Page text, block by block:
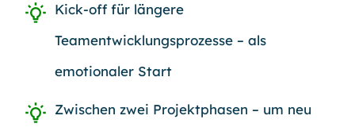
Kick-off für längere
Teamentwicklungsprozesse – als
emotionaler Start
Zwischen zwei Projektphasen – um neu